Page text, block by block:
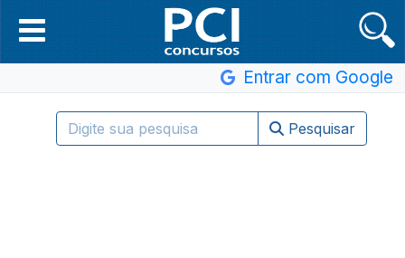
Entrar com Google
Pesquisar